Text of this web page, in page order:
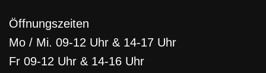
Öffnungszeiten
Mo / Mi. 09-12 Uhr & 14-17 Uhr
Fr 09-12 Uhr & 14-16 Uhr